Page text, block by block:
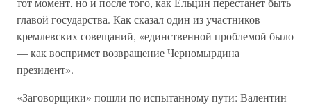
главой государства. Как сказал один из участников
кремлевских совещаний, «единственной проблемой было
— как воспримет возвращение Черномырдина
президент».
«Заговорщики» пошли по испытанному пути: Валентин